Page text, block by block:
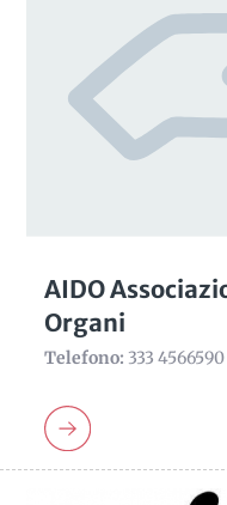
AIDO
Organi
Telefono: 333 4566590